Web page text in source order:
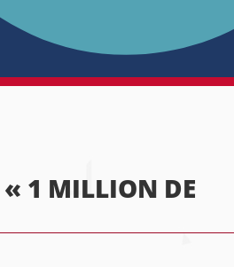
« 1 MILLION DE